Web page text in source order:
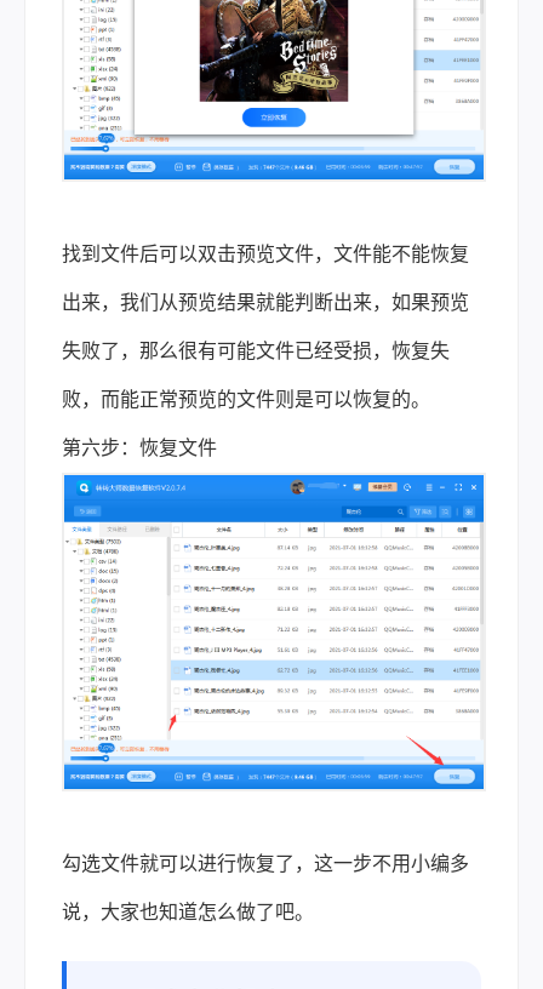
找到文件后可以双击预览文件，文件能不能恢复
出来，我们从预览结果就能判断出来，如果预览
失败了，那么很有可能文件已经受损，恢复失
败，而能正常预览的文件则是可以恢复的。
第六步：恢复文件
勾选文件就可以进行恢复了，这一步不用小编多
说，大家也知道怎么做了吧。